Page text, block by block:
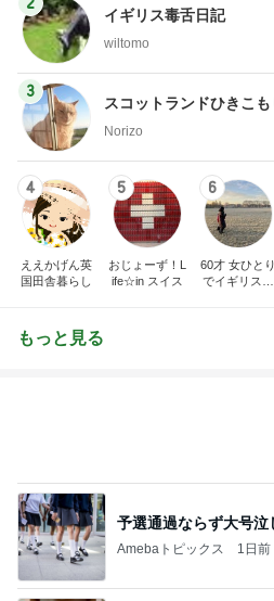
イギリス毒舌日記
wiltomo
3
スコットランドひきこ
Norizo
4
ええかげん英
国田舎暮らし
5
おじょーず！L
ife☆in スイス
6
60才 女ひとり
でイギリスに
もっと見る
予選通過ならず大号泣
Amebaトピックス 1日前